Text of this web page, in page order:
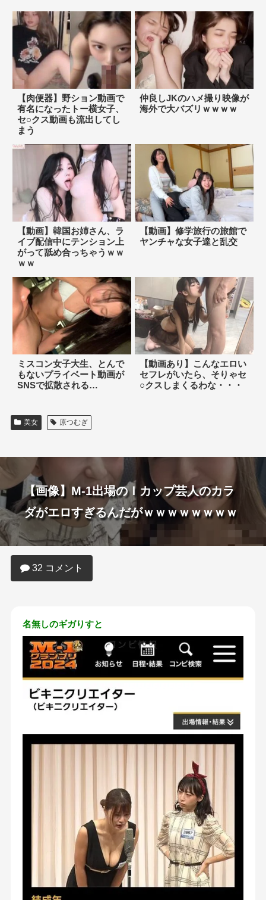
【肉便器】野ション動画で
有名になったトー横女子、
セ○クス動画も流出してし
まう
仲良しJKのハメ撮り映像が
海外で大バズリｗｗｗｗ
【動画】韓国お姉さん、ラ
イブ配信中にテンション上
がって舐め合っちゃうｗｗ
ｗｗ
【動画】修学旅行の旅館で
ヤンチャな女子達と乱交
ミスコン女子大生、とんで
もないプライベート動画が
SNSで拡散される…
【動画あり】こんなエロい
セフレがいたら、そりゃセ
○クスしまくるわな・・・
美女 原つむぎ
【画像】M-1出場のＩカップ芸人のカラ
ダがエロすぎるんだがｗｗｗｗｗｗｗｗ
32 コメント
名無しのギガりすと